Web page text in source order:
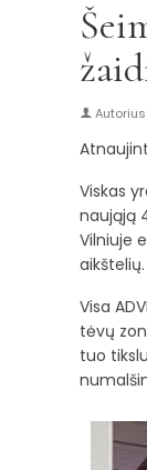
Autorius
Viskas
naująją
Vilniuje
Visa
tėvų
tuo